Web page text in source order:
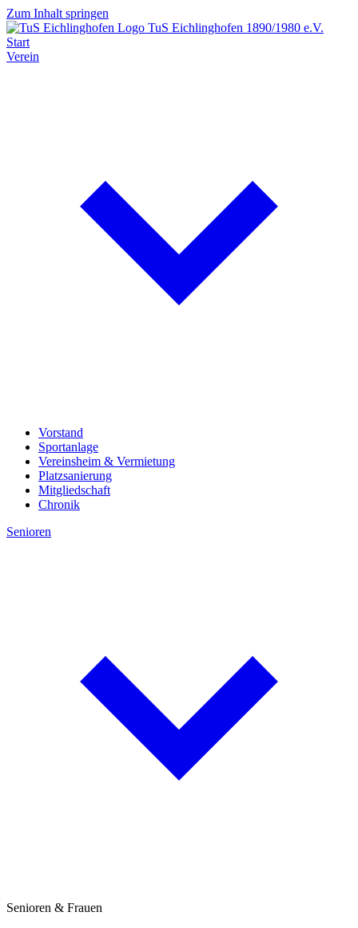
Zum Inhalt springen
TuS Eichlinghofen 1890/1980 e.V.
Start
Verein
Vorstand
Sportanlage
Vereinsheim & Vermietung
Platzsanierung
Mitgliedschaft
Chronik
Senioren
Senioren & Frauen